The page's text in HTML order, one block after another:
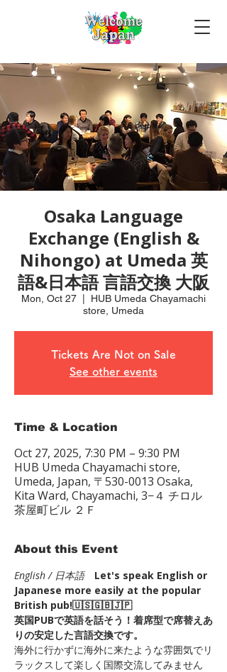
Osaka Language
Exchange (English &
Nihongo) at Umeda 英
語&日本語 言語交換 大阪
Mon, Oct 27
HUB Umeda Chayamachi
store, Umeda
Tickets Are Not on Sale
See other events
Time & Location
Oct 27, 2025, 7:30 PM – 9:30 PM
HUB Umeda Chayamachi store,
Umeda, Japan, 〒530-0013 Osaka,
Kita Ward, Chayamachi, 3−４ チロル
茶屋町ビル ２Ｆ
About this Event
English / 日本語
Let's speak English or
Japanese more easily at the popular
British pub!🇺🇸🇬🇧🇯🇵
英国PUBで英語を話そう！着席型で席替えあ
りの安定した言語交換です。
海外に行かずに海外に来たような雰囲気でリ
ラックスして楽しく国際交流してみません